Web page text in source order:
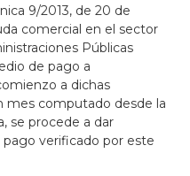
9/2013, de 20 de
comercial en el sector
Públicas
de pago a
a dichas
mes computado desde la
se procede a dar
verificado por este